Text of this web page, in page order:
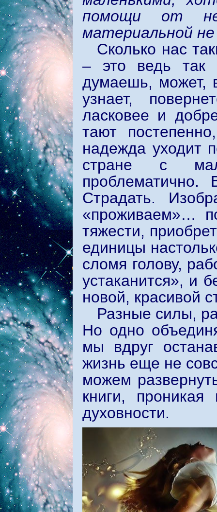
помощи от
материальной
Сколько нас
– это ведь так
думаешь, может,
узнает,
ласковее и
тают
надежда уходит
стране с
Страдать.
«проживаем»…
тяжести,
единицы
сломя голову,
устаканится», и
новой, красивой
Разные силы,
Но одно
мы вдруг
жизнь еще не
можем
книги,
духовности.